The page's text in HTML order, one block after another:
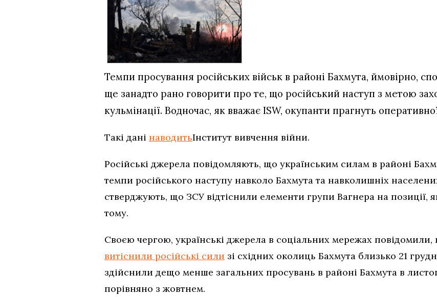
Темпи просування російських військ в районі Бахмута, ймовірно,
ще занадто рано говорити про те, що російський наступ з метою
кульмінації. Водночас, як вважає ISW, окупанти прагнуть
Такі дані наводитьІнститут вивчення війни.
Російські джерела повідомляють, що українським силам в районі
темпи російського наступу навколо Бахмута та навколишніх
стверджують, що ЗСУ відтіснили елементи групи Вагнера на позиції,
тому.
Своєю чергою, українські джерела в соціальних мережах
витіснили російські сили зі східних околиць Бахмута близько 21
здійснили дещо менше загальних просувань в районі Бахмута в
порівняно з жовтнем.